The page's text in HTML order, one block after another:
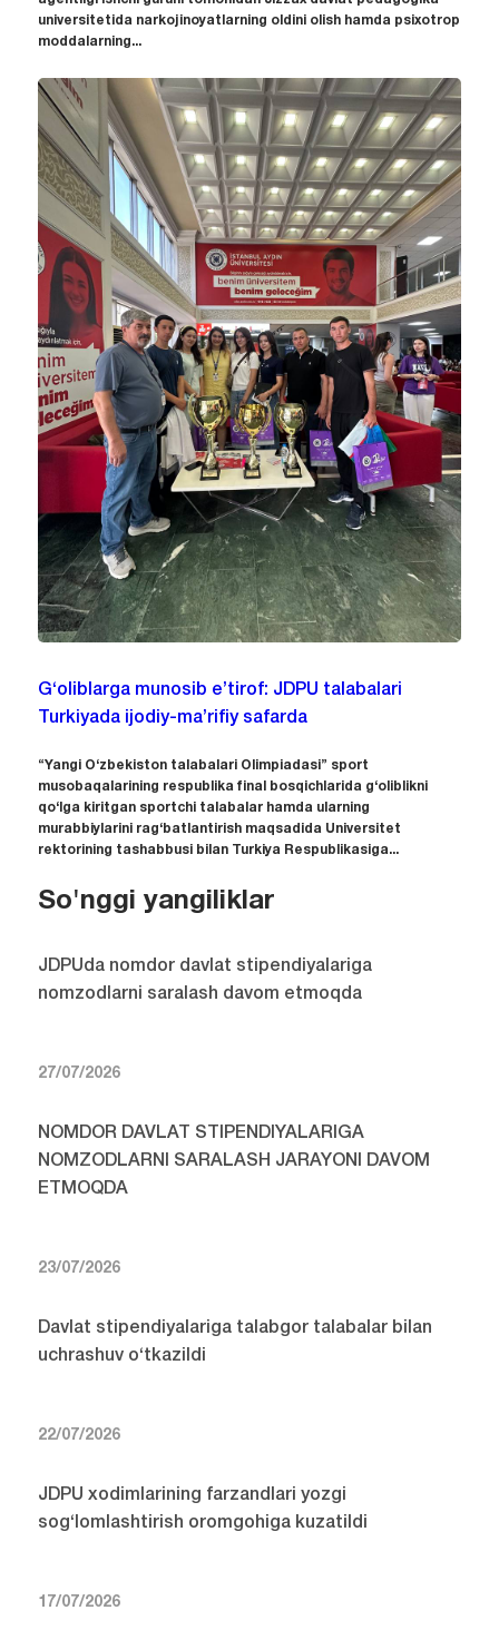
universitetida narkojinoyatlarning oldini olish hamda psixotrop
moddalarning...
G‘oliblarga munosib e’tirof: JDPU talabalari
Turkiyada ijodiy-ma’rifiy safarda
“Yangi O‘zbekiston talabalari Olimpiadasi” sport
musobaqalarining respublika final bosqichlarida g‘oliblikni
qo‘lga kiritgan sportchi talabalar hamda ularning
murabbiylarini rag‘batlantirish maqsadida Universitet
rektorining tashabbusi bilan Turkiya Respublikasiga...
So'nggi yangiliklar
JDPUda nomdor davlat stipendiyalariga
nomzodlarni saralash davom etmoqda
27/07/2026
NOMDOR DAVLAT STIPENDIYALARIGA
NOMZODLARNI SARALASH JARAYONI DAVOM
ETMOQDA
23/07/2026
Davlat stipendiyalariga talabgor talabalar bilan
uchrashuv o‘tkazildi
22/07/2026
JDPU xodimlarining farzandlari yozgi
sog‘lomlashtirish oromgohiga kuzatildi
17/07/2026